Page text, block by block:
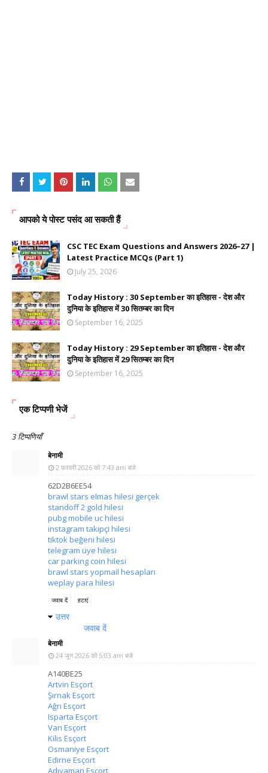
आपको ये पोस्ट पसंद आ सकती हैं
CSC TEC Exam Questions and Answers 2026–27 |
Latest Practice MCQs (Part 1)
July 25, 2026
Today History : 30 September का इतिहास - देश और
दुनिया के इतिहास में 30 सितम्बर का दिन
September 16, 2025
Today History : 29 September का इतिहास - देश और
दुनिया के इतिहास में 29 सितम्बर का दिन
September 16, 2025
एक टिप्पणी भेजें
3 टिप्पणियाँ
बेनामी
2 फ़रवरी 2026 को 7:43 am बजे
62D2B6EE54
brawl stars elmas hilesi gerçek
standoff 2 gold hilesi
pubg mobile uc hilesi
instagram takipçi hilesi
tiktok beğeni hilesi
telegram üye hilesi
car parking coin hilesi
brawl stars yopmail hesapları
weplay para hilesi
जवाब दें हटाएं
उत्तर
जवाब दें
बेनामी
24 जून 2026 को 5:03 am बजे
A140BE25
Artvin Esçort
Şırnak Esçort
Ağrı Esçort
Isparta Esçort
Van Esçort
Kilis Esçort
Osmaniye Esçort
Edirne Esçort
Adıyaman Esçort